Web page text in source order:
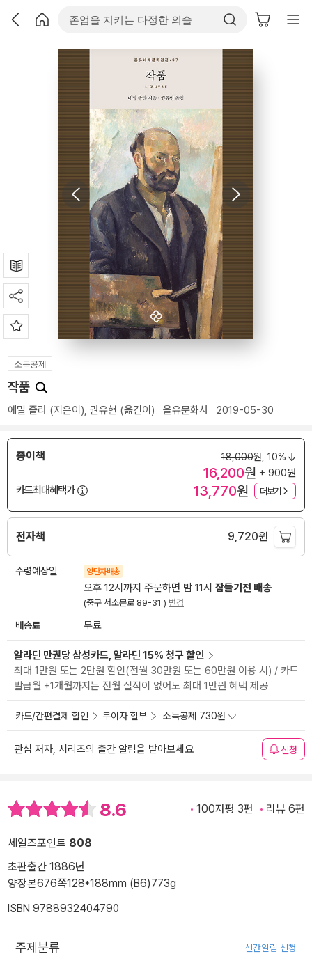
소득공제
작품
에밀 졸라 (지은이), 권유현 (옮긴이) 을유문화사 2019-05-30
종이책 18,000원, 10%
16,200원 + 900원
카드최대혜택가
13,770원 더보기
전자책 9,720원
수령예상일 양탄자배송
오후 12시까지 주문하면 밤 11시 잠들기전 배송
(중구 서소문로 89-31 ) 변경
배송료 무료
알라딘 만권당 삼성카드, 알라딘 15% 청구 할인
최대 1만원 또는 2만원 할인(전월 30만원 또는 60만원 이용 시) / 카드
발급월 +1개월까지는 전월 실적이 없어도 최대 1만원 혜택 제공
카드/간편결제 할인 무이자 할부 소득공제 730원
관심 저자, 시리즈의 출간 알림을 받아보세요 신청
8.6 100자평 3편 리뷰 6편
세일즈포인트 808
초판출간 1886년
양장본676쪽128*188mm (B6)773g
ISBN 9788932404790
주제분류 신간알림 신청